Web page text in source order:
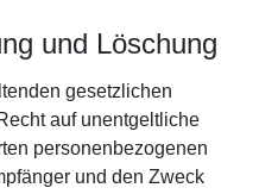
und Löschung
gesetzlichen
auf unentgeltliche
personenbezogenen
und den Zweck